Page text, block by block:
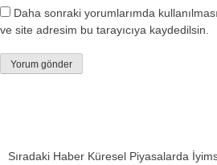
Daha sonraki yorumlarımda
ve site adresim bu tarayıcıya kaydedilsin.
Sıradaki Haber Küresel Piyasalarda